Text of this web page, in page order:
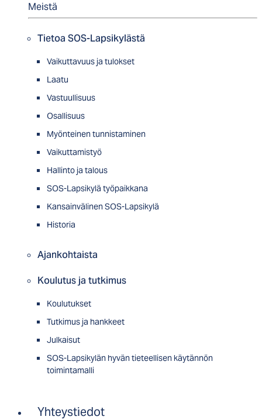
Meistä
Tietoa SOS-Lapsikylästä
Vaikuttavuus ja tulokset
Laatu
Vastuullisuus
Osallisuus
Myön­tei­nen tun­nis­ta­minen
Vaikuttamistyö
Hallinto ja talous
SOS-Lapsikylä työpaikkana
Kansainvälinen SOS-Lapsikylä
Historia
Ajankohtaista
Koulutus ja tutkimus
Koulutukset
Tutkimus ja hankkeet
Julkaisut
SOS-Lapsikylän hyvän tieteellisen käytännön
toimintamalli
Yhteystiedot